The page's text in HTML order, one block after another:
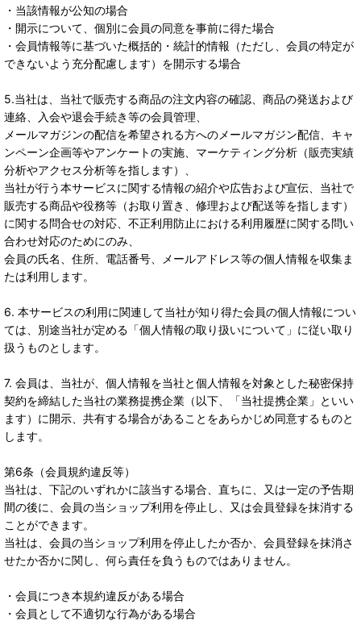
・当該情報が公知の場合
・開示について、個別に会員の同意を事前に得た場合
・会員情報等に基づいた概括的・統計的情報（ただし、会員の特定が
できないよう充分配慮します）を開示する場合
5.当社は、当社で販売する商品の注文内容の確認、商品の発送および
連絡、入会や退会手続き等の会員管理、
メールマガジンの配信を希望される方へのメールマガジン配信、キャ
ンペーン企画等やアンケートの実施、マーケティング分析（販売実績
分析やアクセス分析等を指します）、
当社が行う本サービスに関する情報の紹介や広告および宣伝、当社で
販売する商品や役務等（お取り置き、修理および配送等を指します）
に関する問合せの対応、不正利用防止における利用履歴に関する問い
合わせ対応のためにのみ、
会員の氏名、住所、電話番号、メールアドレス等の個人情報を収集ま
たは利用します。
6. 本サービスの利用に関連して当社が知り得た会員の個人情報につい
ては、別途当社が定める「個人情報の取り扱いについて」に従い取り
扱うものとします。
7. 会員は、当社が、個人情報を当社と個人情報を対象とした秘密保持
契約を締結した当社の業務提携企業（以下、「当社提携企業」といい
ます）に開示、共有する場合があることをあらかじめ同意するものと
します。
第6条（会員規約違反等）
当社は、下記のいずれかに該当する場合、直ちに、又は一定の予告期
間の後に、会員の当ショップ利用を停止し、又は会員登録を抹消する
ことができます。
当社は、会員の当ショップ利用を停止したか否か、会員登録を抹消さ
せたか否かに関し、何ら責任を負うものではありません。
・会員につき本規約違反がある場合
・会員として不適切な行為がある場合